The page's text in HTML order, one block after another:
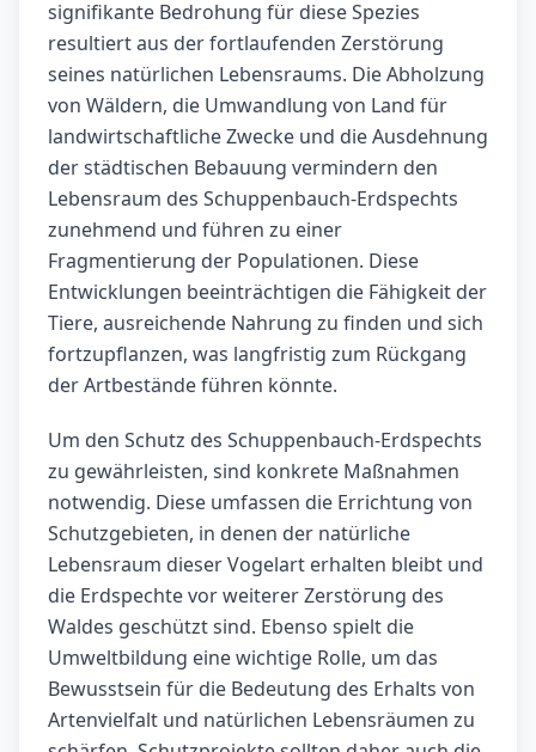
signifikante Bedrohung für diese Spezies
resultiert aus der fortlaufenden Zerstörung
seines natürlichen Lebensraums. Die Abholzung
von Wäldern, die Umwandlung von Land für
landwirtschaftliche Zwecke und die Ausdehnung
der städtischen Bebauung vermindern den
Lebensraum des Schuppenbauch-Erdspechts
zunehmend und führen zu einer
Fragmentierung der Populationen. Diese
Entwicklungen beeinträchtigen die Fähigkeit der
Tiere, ausreichende Nahrung zu finden und sich
fortzupflanzen, was langfristig zum Rückgang
der Artbestände führen könnte.
Um den Schutz des Schuppenbauch-Erdspechts
zu gewährleisten, sind konkrete Maßnahmen
notwendig. Diese umfassen die Errichtung von
Schutzgebieten, in denen der natürliche
Lebensraum dieser Vogelart erhalten bleibt und
die Erdspechte vor weiterer Zerstörung des
Waldes geschützt sind. Ebenso spielt die
Umweltbildung eine wichtige Rolle, um das
Bewusstsein für die Bedeutung des Erhalts von
Artenvielfalt und natürlichen Lebensräumen zu